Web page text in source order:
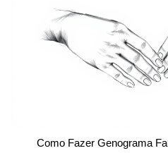
Como Fazer Genograma